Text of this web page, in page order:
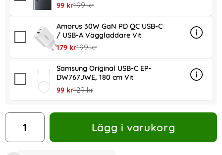
rea pris
99 krtidigare pris
199 kr
Amorus 30W GaN PD QC USB-C
/ USB-A Väggladdare Vit
rea pris
179 krtidigare pris
199 kr
Info
mer
Samsung Original USB-C EP-
DW767JWE, 180 cm Vit
rea pris
99 krtidigare pris
129 kr
Info
mer
antal
Lägg i varukorg